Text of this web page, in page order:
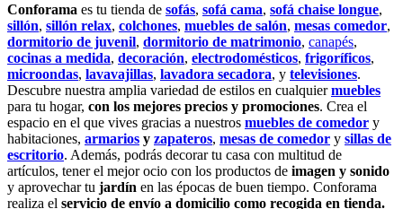
Conforama es tu tienda de sofás, sofá cama, sofá chaise longue,
sillón, sillón relax, colchones, muebles de salón, mesas comedor,
dormitorio de juvenil, dormitorio de matrimonio, canapés,
cocinas a medida, decoración, electrodomésticos, frigoríficos,
microondas, lavavajillas, lavadora secadora, y televisiones.
Descubre nuestra amplia variedad de estilos en cualquiermuebles
para tu hogar, con los mejores precios y promociones. Crea el
espacio en el que vives gracias a nuestros muebles de comedor y
habitaciones, armarios y zapateros, mesas de comedor y sillas de
escritorio. Además, podrás decorar tu casa con multitud de
artículos, tener el mejor ocio con los productos de imagen y sonido
y aprovechar tu jardín en las épocas de buen tiempo. Conforama
realiza el servicio de envío a domicilio como recogida en tienda.